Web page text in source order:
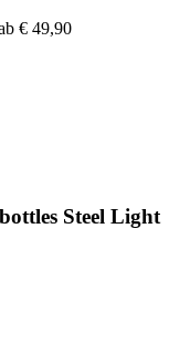
€ 49,90
Steel Light